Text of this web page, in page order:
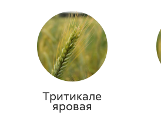
Тритикале
яровая